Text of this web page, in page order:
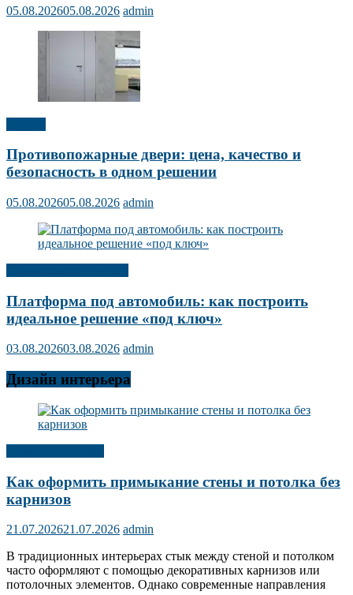
05.08.202605.08.2026 admin
Противопожарные двери: цена, качество и
безопасность в одном решении
05.08.202605.08.2026 admin
Платформа под автомобиль: как построить
идеальное решение «под ключ»
03.08.202603.08.2026 admin
Дизайн интерьера
Как оформить примыкание стены и потолка без
карнизов
21.07.202621.07.2026 admin
В традиционных интерьерах стык между стеной и потолком
часто оформляют с помощью декоративных карнизов или
потолочных элементов. Однако современные направления